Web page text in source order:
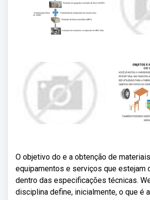
O objetivo do e a obtenção de
equipamentos e serviços que estejam
dentro das especificações técnicas.
disciplina define, inicialmente, o que é